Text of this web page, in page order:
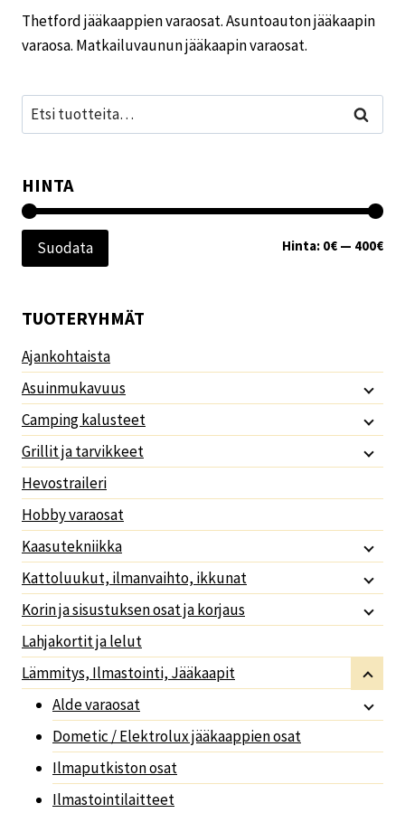
Thetford jääkaappien varaosat. Asuntoauton jääkaapin
varaosa. Matkailuvaunun jääkaapin varaosat.
Etsi: Haku
HINTA
Suodata Hinta: 0€ — 400€
TUOTERYHMÄT
Ajankohtaista
Asuinmukavuus
Camping kalusteet
Grillit ja tarvikkeet
Hevostraileri
Hobby varaosat
Kaasutekniikka
Kattoluukut, ilmanvaihto, ikkunat
Korin ja sisustuksen osat ja korjaus
Lahjakortit ja lelut
Lämmitys, Ilmastointi, Jääkaapit
Alde varaosat
Dometic / Elektrolux jääkaappien osat
Ilmaputkiston osat
Ilmastointilaitteet